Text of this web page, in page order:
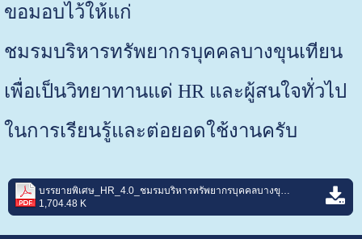
ขอมอบไว้ให้แก่
ชมรมบริหารทรัพยากรบุคคลบางขุนเทียน
เพื่อเป็นวิทยาทานแด่ HR และผู้สนใจทั่วไป
ในการเรียนรู้และต่อยอดใช้งานครับ
บรรยายพิเศษ_HR_4.0_ชมรมบริหารทรัพยากรบุคคลบางขุนเทียน_โดย_ธนุเดช_ธานี_สถาบันฝึกอบรม_People_Develop_Center.pdf
1,704.48 K